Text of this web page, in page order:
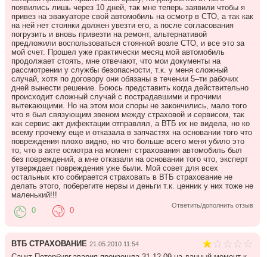
появились лишь через 10 дней, так мне теперь заявили чтобы я
привез на эвакуаторе свой автомобиль на осмотр в СТО, а так как
на ней нет стоянки должен увезти его, а после согласования
погрузить и вновь привезти на ремонт, альтернативой
предложили воспользоваться стоянкой возле СТО, и все это за
мой счет. Прошел уже практически месяц мой автомобиль
продолжает стоять, мне отвечают, что мои документы на
рассмотрении у службы безопасности, т.к. у меня сложный
случай, хотя по договору они обязаны в течении 5–ти рабочих
дней вынести решение. Боюсь представить когда действительно
происходит сложный случай с пострадавшими и прочими
вытекающими. Но на этом мои споры не закончились, мало того
что я был связующим звеном между страховой и сервисом, так
как сервис акт дифектации отправлял, а ВТБ их не видела, но ко
всему прочему еще и отказала в запчастях на основании того что
повреждения плохо видно, но что больше всего меня убило это
то, что в акте осмотра на момент страхования автомобиль был
без повреждений, а мне отказали на основании того что, эксперт
утверждает повреждения уже были. Мой совет для всех
остальных кто собирается страховать в ВТБ страхование не
делать этого, поберегите нервы и деньги т.к. ценник у них тоже не
маленький!!!
Ответить/дополнить отзыв
0 0
ВТБ СТРАХОВАНИЕ 21.05.2010 11:54